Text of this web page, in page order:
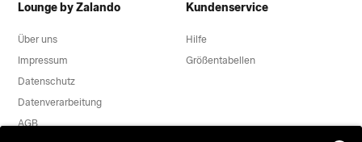
Lounge by Zalando
Über uns
Impressum
Datenschutz
Datenverarbeitung
AGB
Kundenservice
Hilfe
Größentabellen